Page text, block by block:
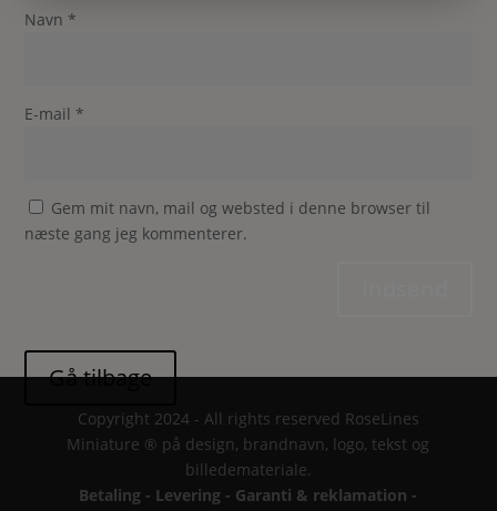
Navn*
E-mail *
Gem mit navn, mail og websted i denne browser til
næste gang jeg kommenterer.
Copyright 2024 - All rights reserved RoseLines
Miniature ® på design, brandnavn, logo, tekst og
billedemateriale.
Betaling - Levering - Garanti & reklamation -